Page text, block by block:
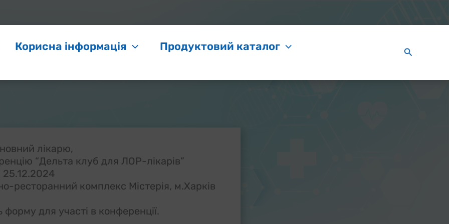
Корисна інформація
Продуктовий каталог
Пошук
лікарю,
“Дельта клуб для ЛОР-лікарів”
25.12.2024
ресторанний комплекс Містерія, м.Харків
форму для участі в конференції.